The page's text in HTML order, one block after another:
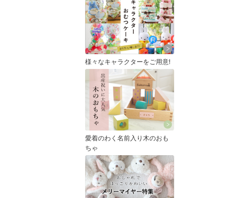
様々なキャラクターをご用意!
愛着のわく名前入り木のおも
ちゃ